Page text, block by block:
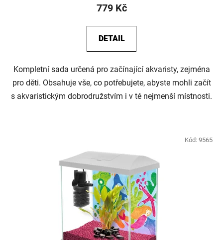
779 Kč
DETAIL
Kompletní sada určená pro začínající akvaristy, zejména
pro děti. Obsahuje vše, co potřebujete, abyste mohli začít
s akvaristickým dobrodružstvím i v té nejmenší místnosti.
Kód: 9565